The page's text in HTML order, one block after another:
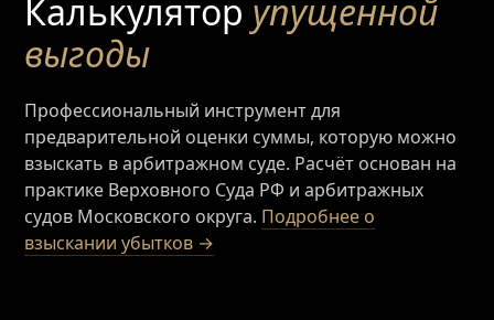
Калькулятор упущенной
выгоды
Профессиональный инструмент для
предварительной оценки суммы, которую можно
взыскать в арбитражном суде. Расчёт основан на
практике Верховного Суда РФ и арбитражных
судов Московского округа. Подробнее о
взыскании убытков →